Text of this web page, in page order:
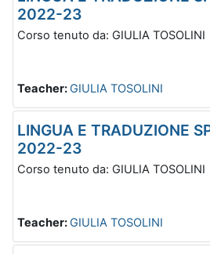
2022-23
Corso tenuto da: GIULIA TOSOLINI
Teacher: GIULIA TOSOLINI
LINGUA E TRADUZIONE
2022-23
Corso tenuto da: GIULIA TOSOLINI
Teacher: GIULIA TOSOLINI